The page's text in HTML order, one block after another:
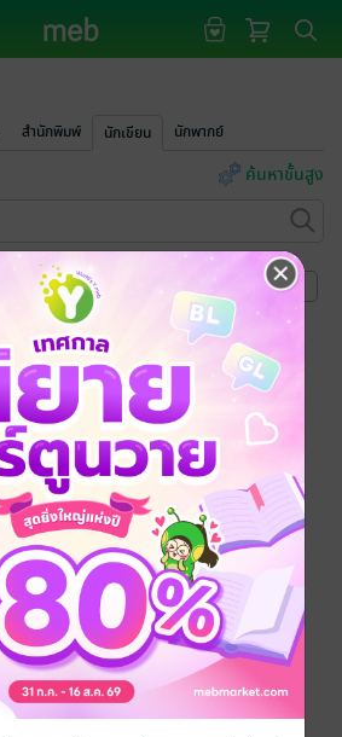
สำนักพิมพ์ นักเขียน นักพากย์
ค้นหาขั้นสูง
หน้าที่ 1